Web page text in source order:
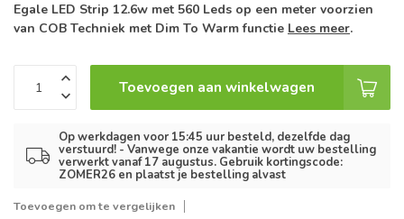
Egale LED Strip 12.6w met 560 Leds op een meter voorzien
van COB Techniek met Dim To Warm functie Lees meer.
Toevoegen aan winkelwagen
Op werkdagen voor 15:45 uur besteld, dezelfde dag
verstuurd! - Vanwege onze vakantie wordt uw bestelling
verwerkt vanaf 17 augustus. Gebruik kortingscode:
ZOMER26 en plaatst je bestelling alvast
Toevoegen om te vergelijken